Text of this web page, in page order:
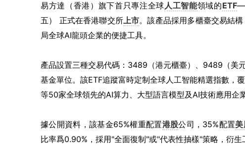
易方達（香港）旗下首只專注全球人工智能領域的ETF
五） 正式在香港聯交所上市。該產品採用多櫃臺交易結
局全球AI龍頭企業的便捷工具。
產品設置三種交易代碼：3489（港元櫃臺）、9489（美
基金單位。該ETF追蹤富時定制全球人工智能精選指數，
等50家全球領先的AI算力、大型語言模型及AI技術應用企業
據公開資料，該基金65%權重配置港股公司，35%配置
比率爲0.90%，採用"全面復制"或"代表性抽樣"策略，衍生